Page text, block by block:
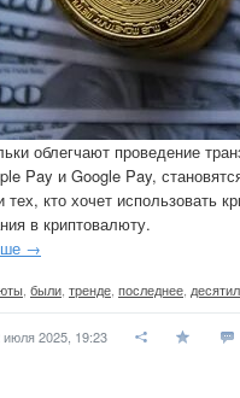
облегчают проведение
Pay и Google Pay,
тех, кто хочет использовать
в криптовалюту.
→
были тренде последнее
июля 2025, 19:23